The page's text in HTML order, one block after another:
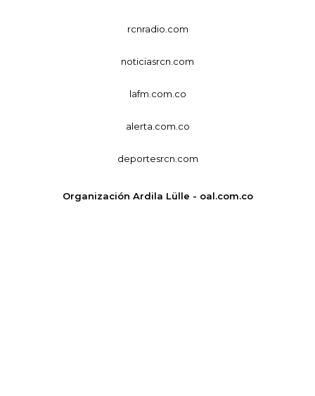
rcnradio.com
noticiasrcn.com
lafm.com.co
alerta.com.co
deportesrcn.com
Organización Ardila Lülle - oal.com.co